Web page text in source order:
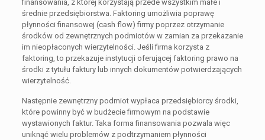
finansowania, z której korzystają przede wszystkim małe i
średnie przedsiębiorstwa. Faktoring umożliwia poprawę
płynności finansowej (cash flow) firmy poprzez otrzymanie
środków od zewnętrznych podmiotów w zamian za przekazanie
im nieopłaconych wierzytelności. Jeśli firma korzysta z
faktoring, to przekazuje instytucji oferującej faktoring prawo na
środki z tytułu faktury lub innych dokumentów potwierdzających
wierzytelność.
Następnie zewnętrzny podmiot wypłaca przedsiębiorcy środki,
które powinny być w budżecie firmowym na podstawie
wystawionych faktur. Taka forma finansowania pozwala więc
uniknąć wielu problemów z podtrzymaniem płynności